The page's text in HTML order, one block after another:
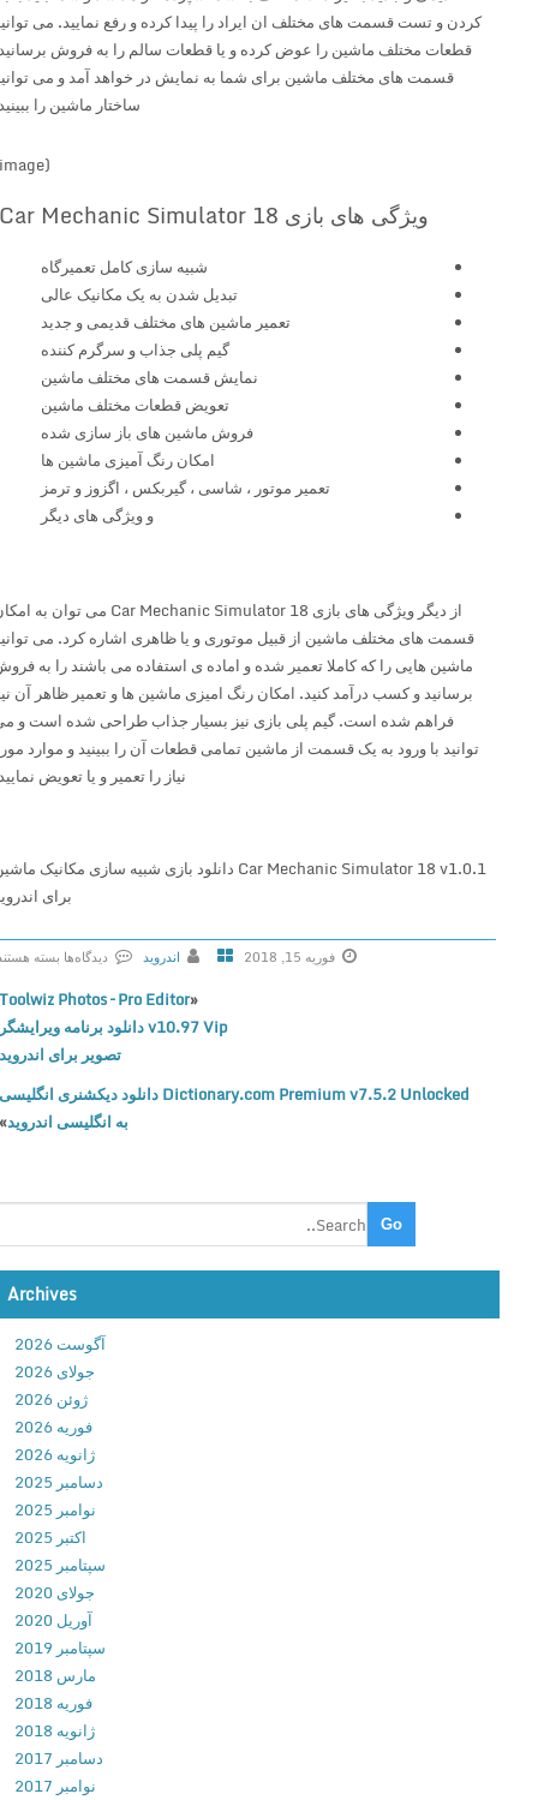
کردن و تست قسمت های مختلف ان ایراد را پیدا کرده و رفع نمایید. می توانید
قطعات مختلف ماشین را عوض کرده و یا قطعات سالم را به فروش برسانید.
قسمت های مختلف ماشین برای شما به نمایش در خواهد آمد و می توانید
ساختار ماشین را ببینید.
ویژگی های بازی Car Mechanic Simulator 18
شبیه سازی کامل تعمیرگاه
تبدیل شدن به یک مکانیک عالی
تعمیر ماشین های مختلف قدیمی و جدید
گیم پلی جذاب و سرگرم کننده
نمایش قسمت های مختلف ماشین
تعویض قطعات مختلف ماشین
فروش ماشین های باز سازی شده
امکان رنگ آمیزی ماشین ها
تعمیر موتور ، شاسی ، گیربکس ، اگزوز و ترمز
و ویژگی های دیگر
از دیگر ویژگی های بازی Car Mechanic Simulator 18 می توان به امکان
قسمت های مختلف ماشین از قبیل موتوری و یا ظاهری اشاره کرد. می توانید
ماشین هایی را که کاملا تعمیر شده و اماده ی استفاده می باشند را به فروش
برسانید و کسب درآمد کنید. امکان رنگ امیزی ماشین ها و تعمیر ظاهر آن نیز
فراهم شده است. گیم پلی بازی نیز بسیار جذاب طراحی شده است و می
توانید با ورود به یک قسمت از ماشین تمامی قطعات آن را ببینید و موارد مورد
نیاز را تعمیر و یا تعویض نمایید.
Car Mechanic Simulator 18 v1.0.1 دانلود بازی شبیه سازی مکانیک ماشین
برای اندروید
فوریه 15, 2018 اندروید
دیدگاه‌ها
ر
ا
ی
C
a
e
n
i
c
S
i
m
u
l
t
o
r
1
8
v
1
.
0
بسته هستند
Toolwiz Photos – Pro Editor
v10.97 Vip دانلود برنامه ویرایشگر
تصویر برای اندروید
Dictionary.com Premium v7.5.2 Unlocked دانلود دیکشنری انگلیسی
به انگلیسی اندروید»
Archives
آگوست 2026
جولای 2026
ژوئن 2026
فوریه 2026
ژانویه 2026
دسامبر 2025
نوامبر 2025
سپتامبر 2025
جولای 2020
آوریل 2020
سپتامبر 2019
مارس 2018
فوریه 2018
ژانویه 2018
دسامبر 2017
نوامبر 2017